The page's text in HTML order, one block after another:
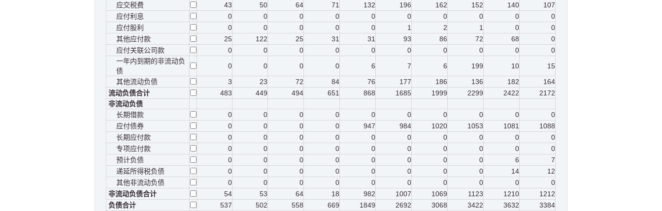
应交税费
43 50 64 71 132 196 162 152 140
107
应付利息
0 0 0 0 0 0 0 0 0
0
应付股利
0 0 0 0 0 1 2 1 0
0
其他应付款
25 122 25 31 31 93 86 72 68
0
应付关联公司款
0 0 0 0 0 0 0 0 0
0
一年内到期的非流动负
债
0 0 0 0 6 7 6 199 10
15
其他流动负债
3 23 72 84 76 177 186 136 182
164
流动负债合计
483 449 494 651 868 1685 1999 2299 2422
2172
非流动负债
长期借款
0 0 0 0 0 0 0 0 0
0
应付债券
0 0 0 0 947 984 1020 1053 1081
1088
长期应付款
0 0 0 0 0 0 0 0 0
0
专项应付款
0 0 0 0 0 0 0 0 0
0
预计负债
0 0 0 0 0 0 0 0 6
7
递延所得税负债
0 0 0 0 0 0 0 0 14
12
其他非流动负债
0 0 0 0 0 0 0 0 0
0
非流动负债合计
54 53 64 18 982 1007 1069 1123 1210
1212
负债合计
537 502 558 669 1849 2692 3068 3422 3632
3384